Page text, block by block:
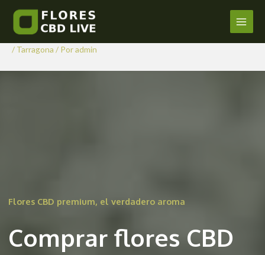
contenido
Main
Comprar Flores CBD en
Caseres
/ Tarragona / Poradmin
Flores CBD premium, el verdadero aroma
Comprar flores CBD